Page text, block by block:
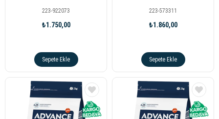
223-922073
₺1.750,00
Sepete Ekle
223-573311
₺1.860,00
Sepete Ekle